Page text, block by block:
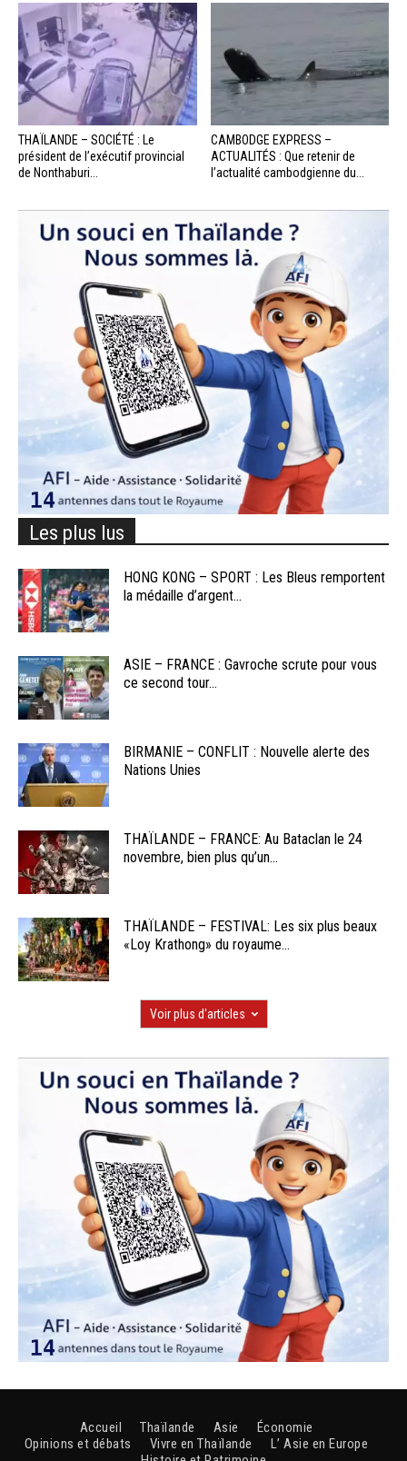
THAÏLANDE – SOCIÉTÉ : Le
président de l’exécutif provincial
de Nonthaburi...
CAMBODGE EXPRESS –
ACTUALITÉS : Que retenir de
l’actualité cambodgienne du...
Les plus lus
HONG KONG – SPORT : Les Bleus remportent
la médaille d’argent...
ASIE – FRANCE : Gavroche scrute pour vous
ce second tour...
BIRMANIE – CONFLIT : Nouvelle alerte des
Nations Unies
THAÏLANDE – FRANCE: Au Bataclan le 24
novembre, bien plus qu’un...
THAÏLANDE – FESTIVAL: Les six plus beaux
«Loy Krathong» du royaume...
Voir plus d'articles
Accueil Thaïlande Asie
Économie
Opinions et débats
Vivre en Thaïlande
L’ Asie en Europe